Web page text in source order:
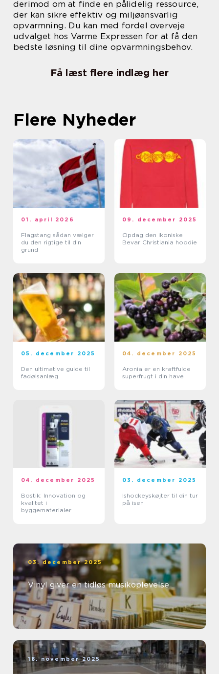
derimod om at finde en pålidelig ressource,
der kan sikre effektiv og miljøansvarlig
opvarmning. Du kan med fordel overveje
udvalget hos Varme Expressen for at få den
bedste løsning til dine opvarmningsbehov.
Få læst flere indlæg her
Flere Nyheder
01. april 2026
Flagstang sådan vælger
du den rigtige til din
grund
09. december 2025
Opdag den ikoniske
Bevar Christiania hoodie
05. december 2025
Den ultimative guide til
fadølsanlæg
04. december 2025
Aronia er en kraftfulde
superfrugt i din have
04. december 2025
Bostik: Innovation og
kvalitet i
byggematerialer
03. december 2025
Ishockeyskøjter til din tur
på isen
03. december 2025
Vinyl giver en tidløs musikoplevelse
18. november 2025